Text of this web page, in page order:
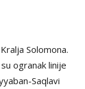
Solomona.
ogranak linije
Saqlavi